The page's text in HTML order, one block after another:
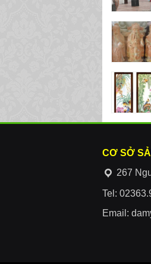
CƠ SỞ
267
Tel:
Email: